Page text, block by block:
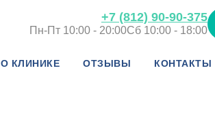
+7 (812) 90-90-375
Пн-Пт 10:00 - 20:00Сб 10:00 - 18:00
О КЛИНИКЕ ОТЗЫВЫ КОНТАКТЫ